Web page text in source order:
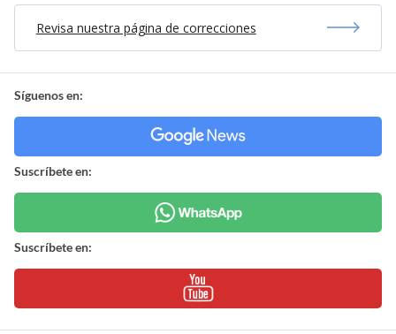
Revisa nuestra página de correcciones
Síguenos en:
Suscríbete en:
Suscríbete en: